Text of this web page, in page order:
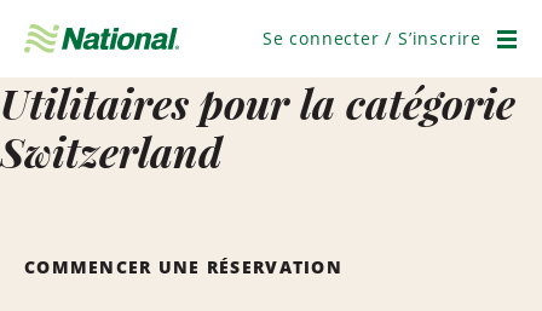
navigation
Se connecter / S’inscrire
Utilitaires pour la catégorie
Switzerland
COMMENCER UNE RÉSERVATION